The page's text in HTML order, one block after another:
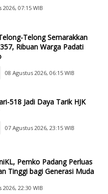
2026, 07:15 WIB
Telong Semarakkan
Ribuan Warga Padati
08 Agustus 2026, 06:15 WIB
518 Jadi Daya Tarik HJK
07 Agustus 2026, 23:15 WIB
Pemko Padang Perluas
Tinggi bagi Generasi Muda
2026, 22:30 WIB